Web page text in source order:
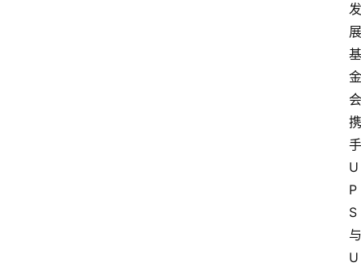
发
展
基
金
会
携
手
U
P
S
与
U